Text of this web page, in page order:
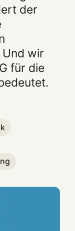
der
wir
für die